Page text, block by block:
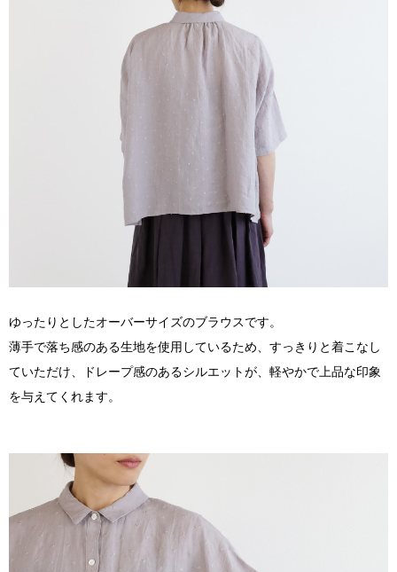
ゆったりとしたオーバーサイズのブラウスです。
薄手で落ち感のある生地を使用しているため、すっきりと着こなし
ていただけ、ドレープ感のあるシルエットが、軽やかで上品な印象
を与えてくれます。